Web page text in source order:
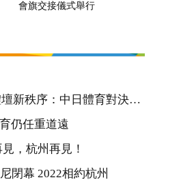
會旗交接儀式舉行
從2018亞運看亞洲體壇新秩序：中日體育對決開始
仍任重道遠
，杭州再見！
閉幕 2022相約杭州